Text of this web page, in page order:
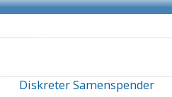
Diskreter Samenspender